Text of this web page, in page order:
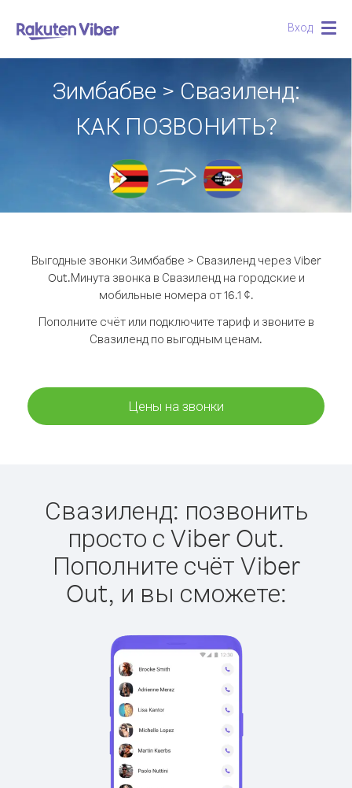
Вход
Зимбабве > Свазиленд:
КАК ПОЗВОНИТЬ?
Выгодные звонки Зимбабве > Свазиленд через Viber
Out.Минута звонка в Свазиленд на городские и
мобильные номера от 16.1 ¢.
Пополните счёт или подключите тариф и звоните в
Свазиленд по выгодным ценам.
Цены на звонки
Свазиленд: позвонить
просто с Viber Out.
Пополните счёт Viber
Out, и вы сможете: